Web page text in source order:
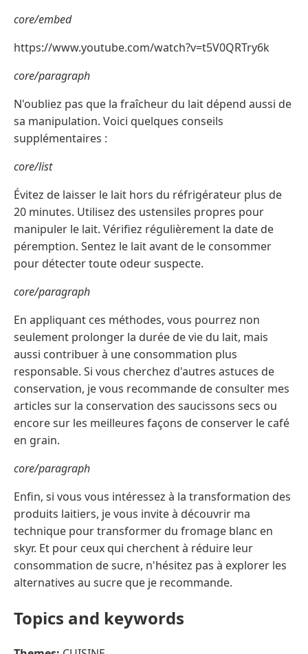
core/embed
https://www.youtube.com/watch?v=t5V0QRTry6k
core/paragraph
N'oubliez pas que la fraîcheur du lait dépend aussi de
sa manipulation. Voici quelques conseils
supplémentaires :
core/list
Évitez de laisser le lait hors du réfrigérateur plus de
20 minutes. Utilisez des ustensiles propres pour
manipuler le lait. Vérifiez régulièrement la date de
péremption. Sentez le lait avant de le consommer
pour détecter toute odeur suspecte.
core/paragraph
En appliquant ces méthodes, vous pourrez non
seulement prolonger la durée de vie du lait, mais
aussi contribuer à une consommation plus
responsable. Si vous cherchez d'autres astuces de
conservation, je vous recommande de consulter mes
articles sur la conservation des saucissons secs ou
encore sur les meilleures façons de conserver le café
en grain.
core/paragraph
Enfin, si vous vous intéressez à la transformation des
produits laitiers, je vous invite à découvrir ma
technique pour transformer du fromage blanc en
skyr. Et pour ceux qui cherchent à réduire leur
consommation de sucre, n'hésitez pas à explorer les
alternatives au sucre que je recommande.
Topics and keywords